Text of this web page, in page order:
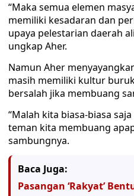
“Maka semua elemen
memiliki kesadaran dan
upaya pelestarian daerah
ungkap Aher.
Namun Aher
masih memiliki kultur
bersalah jika membuang
“Malah kita biasa-biasa
teman kita membuang
sambungnya.
Baca Juga:
Pasangan ‘Rakyat’